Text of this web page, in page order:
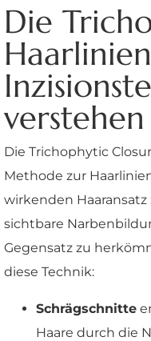
Die
verstehen
Die Trichophytic
Methode zur
wirkenden
sichtbare
Gegensatz zu
diese Technik:
Schrägschnitte
Haare durch die